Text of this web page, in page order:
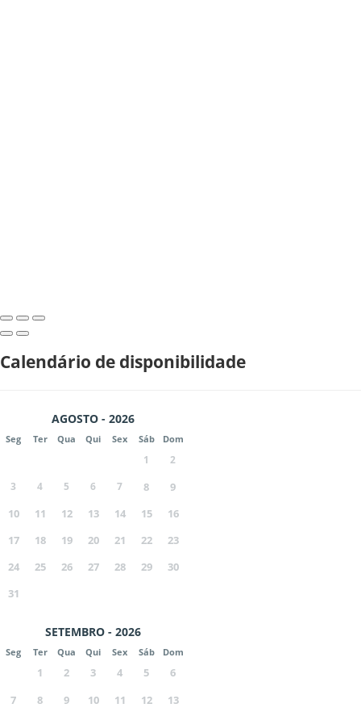
Calendário de disponibilidade
AGOSTO - 2026
Seg Ter Qua Qui Sex Sáb Dom
1
2
3
4 5 6 7 8
9
10
11 12 13 14 15
16
17
18 19 20 21 22
23
24
25 26 27 28 29
30
31
SETEMBRO - 2026
Seg Ter Qua Qui Sex Sáb Dom
1 2 3 4 5
6
7
8 9 10 11 12 13